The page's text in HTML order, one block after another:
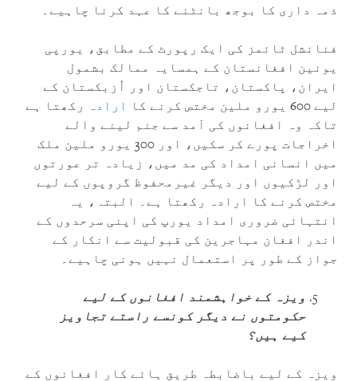
ذمہ داری کا بوجھ بانٹنے کا عہد کرنا چاہیے۔
فنانشل ٹائمز کی ایک رپورٹ کے مطابق، یورپی
یونین افغانستان کے ہمسایہ ممالک بشمول
ایران، پاکستان، تاجکستان اور اُزبکستان کے
لیے 600 یورو ملین مختص کرنے کا
ارادہ رکھتا ہے
تاکہ وہ افغانوں کی آمد سے جنم لینے والے
اخراجات پورے کر سکیں، اور 300 یورو ملین ملک
میں انسانی امداد کی مد میں، زيادہ تر عورتوں
اور لڑکیوں اور دیگر غیرمحفوظ گروپوں کے لیے
مختص کرنے کا ارادہ رکھتا ہے۔ البتہ، یہ
انتہائی ضروری امداد یورپ کی اپنی سرحدوں کے
اندر افغان مہاجرین کی قبولیت سے انکار کے
جواز کے طور پر استعمال نہیں ہونی چاہیے۔
ویزہ کے خواہشمند افغانوں کے لیے
حکومتوں نے دیگر کونسے راستے تجاویز
کیے ہیں؟
ویزہ کے لیے باضابطہ طریق ہائے کار افغانوں کے